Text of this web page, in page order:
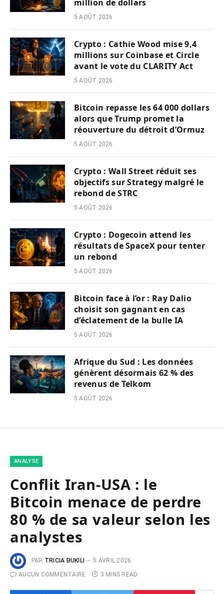
million de dollars
5 AOÛT 2026
Crypto : Cathie Wood mise 9,4
millions sur Coinbase et Circle
avant le vote du CLARITY Act
5 AOÛT 2026
Bitcoin repasse les 64 000 dollars
alors que Trump promet la
réouverture du détroit d’Ormuz
5 AOÛT 2026
Crypto : Wall Street réduit ses
objectifs sur Strategy malgré le
rebond de STRC
5 AOÛT 2026
Crypto : Dogecoin attend les
résultats de SpaceX pour tenter
un rebond
5 AOÛT 2026
Bitcoin face à l’or : Ray Dalio
choisit son gagnant en cas
d’éclatement de la bulle IA
5 AOÛT 2026
Afrique du Sud : Les données
génèrent désormais 62 % des
revenus de Telkom
5 AOÛT 2026
ANALYSE
Conflit Iran-USA : le
Bitcoin menace de perdre
80 % de sa valeur selon les
analystes
PAR TRICIA BUKILI
5 AVRIL 2026
AUCUN COMMENTAIRE
3 MINS READ